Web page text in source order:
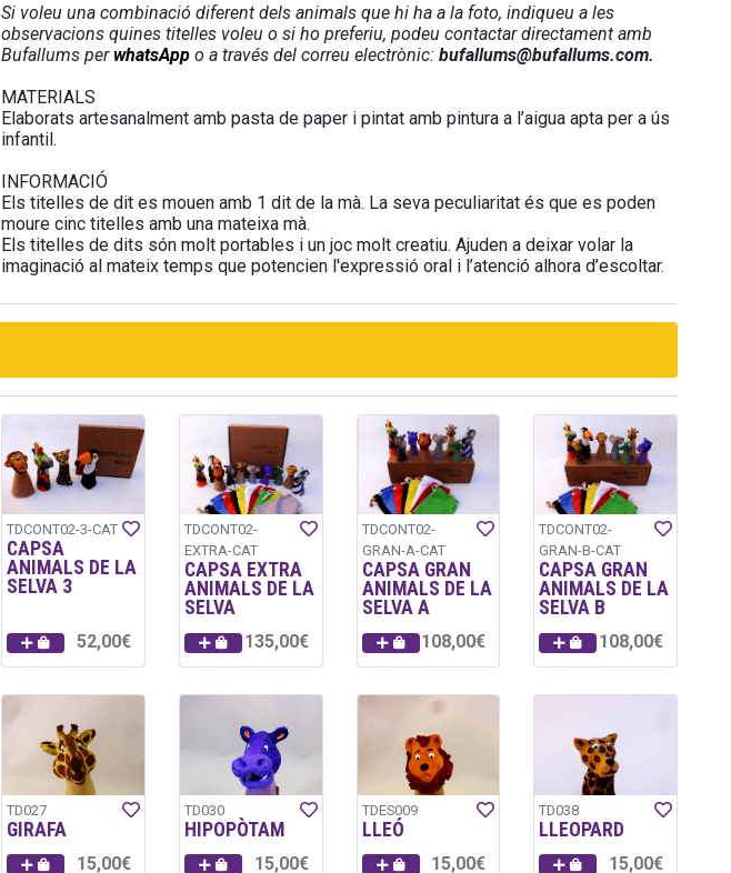
Si voleu una combinació diferent dels animals que hi ha a la foto, indiqueu a les
observacions quines titelles voleu o si ho preferiu, podeu contactar directament amb
Bufallums per whatsApp o a través del correu electrònic: bufallums@bufallums.com.
MATERIALS
Elaborats artesanalment amb pasta de paper i pintat amb pintura a l’aigua apta per a ús
infantil.
INFORMACIÓ
Els titelles de dit es mouen amb 1 dit de la mà. La seva peculiaritat és que es poden
moure cinc titelles amb una mateixa mà.
Els titelles de dits són molt portables i un joc molt creatiu. Ajuden a deixar volar la
imaginació al mateix temps que potencien l'expressió oral i l’atenció alhora d’escoltar.
TDCONT02-3-CAT
CAPSA
ANIMALS DE LA
SELVA 3
52,00€
TDCONT02-
EXTRA-CAT
CAPSA EXTRA
ANIMALS DE LA
SELVA
135,00€
TDCONT02-
GRAN-A-CAT
CAPSA GRAN
ANIMALS DE LA
SELVA A
108,00€
TDCONT02-
GRAN-B-CAT
CAPSA GRAN
ANIMALS DE LA
SELVA B
108,00€
TD027
GIRAFA
15,00€
TD030
HIPOPÒTAM
15,00€
TDES009
LLEÓ
15,00€
TD038
LLEOPARD
15,00€